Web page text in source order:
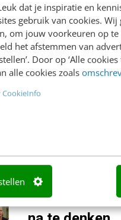
dat je inspiratie en
gebruik van cookies.
om jouw voorkeuren op
het afstemmen van
Door op ‘Alle
alle cookies zoals
CookieInfo
met communicatie
CONTENT &
van de trends
CONTENT &